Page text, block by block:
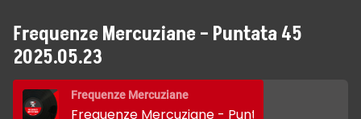
Home
Noi
Frequenze Mercuziane – Puntata 45
2025.05.23
Frequenze Mercuziane